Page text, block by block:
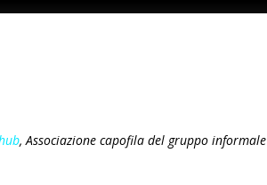
, Associazione capofila del gruppo informale